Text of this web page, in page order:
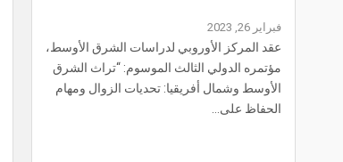
فبراير 26, 2023
عقد المركز الأوروبي لدراسات الشرق الأوسط،
مؤتمره الدولي الثالث الموسوم: “تراث الشرق
الأوسط وشمال أفريقيا: تحديات الزوال ومهام
الحفاظ على…